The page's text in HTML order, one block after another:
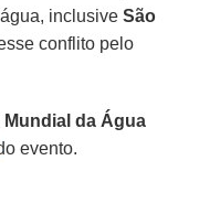
inclusiveSão
conflito pelo
Mundial da Água
evento.